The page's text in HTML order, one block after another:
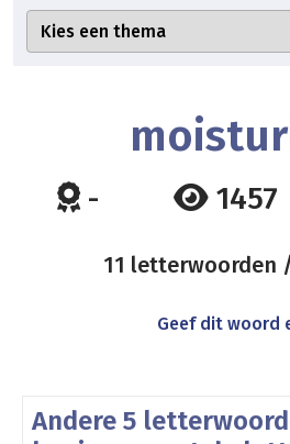
- 1457
11 letterwoorden
Geef dit woord
Andere 5